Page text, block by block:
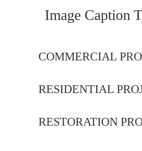
Image Caption
COMMERCIAL
RESIDENTIAL
RESTORATION